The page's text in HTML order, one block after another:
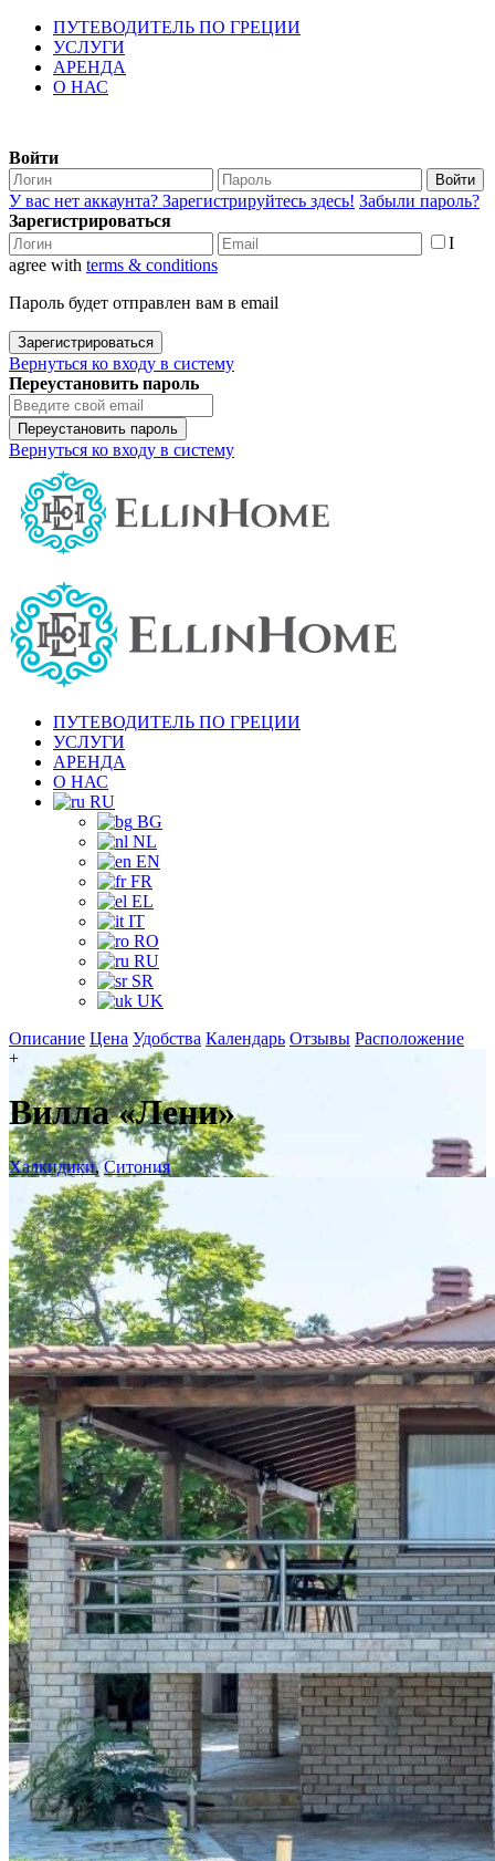
ПУТЕВОДИТЕЛЬ ПО ГРЕЦИИ
УСЛУГИ
АРЕНДА
О НАС
Войти
Войти
У вас нет аккаунта? Зарегистрируйтесь здесь! Забыли пароль?
Зарегистрироваться
I
agree with terms & conditions
Пароль будет отправлен вам в email
Зарегистрироваться
Вернуться ко входу в систему
Переустановить пароль
Переустановить пароль
Вернуться ко входу в систему
ПУТЕВОДИТЕЛЬ ПО ГРЕЦИИ
УСЛУГИ
АРЕНДА
О НАС
RU
BG
NL
EN
FR
EL
IT
RO
RU
SR
UK
Описание Цена Удобства Календарь Отзывы Расположение
+
Вилла «Лени»
Халкидики,Ситония